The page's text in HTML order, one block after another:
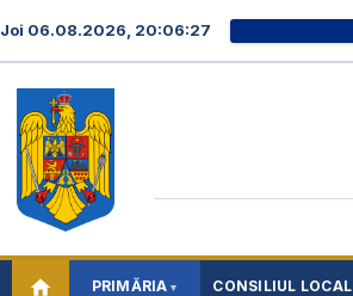
Joi 06.08.2026, 20:06:28
PRIMĂRIA CONSILIUL LOCAL